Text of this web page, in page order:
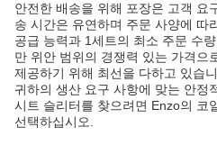
안전한 배송을 위해 포장은 고객 요
송 시간은 유연하며 주문 사양에 따
공급 능력과 1세트의 최소 주문 수
만 위안 범위의 경쟁력 있는 가격으
제공하기 위해 최선을 다하고 있습
귀하의 생산 요구 사항에 맞는 안정
시트 슬리터를 찾으려면 Enzo의 코
선택하십시오.